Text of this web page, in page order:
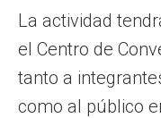
La actividad
el Centro de
tanto a
como al público